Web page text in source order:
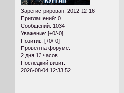
Зарегистрирован: 2012-12-16
Приглашений: 0
Сообщений: 1034
Уважение: [+0/-0]
Позитив: [+0/-0]
Провел на форуме:
2 дня 13 часов
Последний визит:
2026-08-04 12:33:52